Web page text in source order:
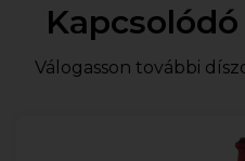
Válogasson további